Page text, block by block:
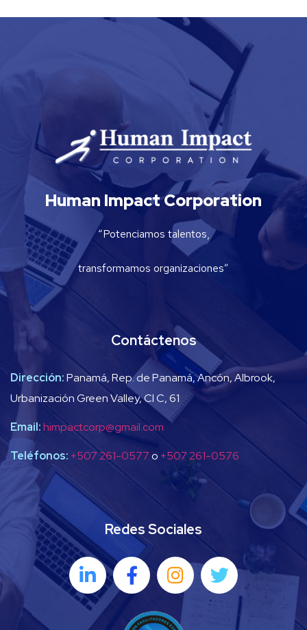
Human Impact Corporation
“Potenciamos talentos,
transformamos organizaciones”
Contáctenos
Dirección:Panamá, Rep. de Panamá, Ancón, Albrook,
Urbanización Green Valley, Cl C, 61
Email:himpactcorp@gmail.com
Teléfonos: +507 261-0577o +507 261-0576
Redes Sociales